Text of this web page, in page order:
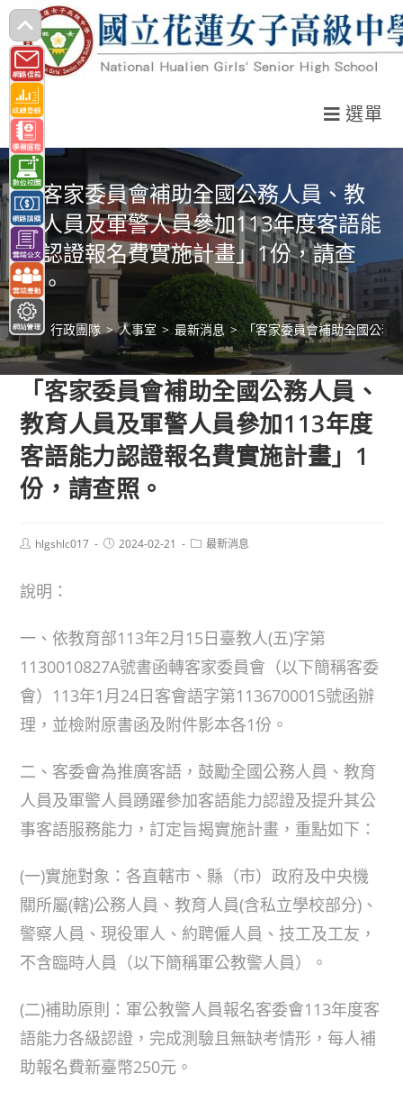
跳
轉
至
主
要
內
容
選單
「客家委員會補助全國公務人員、教
育人員及軍警人員參加113年度客語能
力認證報名費實施計畫」1份，請查
照。
> 行政團隊 > 人事室 > 最新消息 > 「客家委員會補助全國公務
「客家委員會補助全國公務人員、
教育人員及軍警人員參加113年度
客語能力認證報名費實施計畫」1
份，請查照。
Posthlgshlc017
Post2024-02-21
Post最新消息
說明：
一、依教育部113年2月15日臺教人(五)字第
1130010827A號書函轉客家委員會（以下簡稱客委
會）113年1月24日客會語字第1136700015號函辦
理，並檢附原書函及附件影本各1份。
二、客委會為推廣客語，鼓勵全國公務人員、教育
人員及軍警人員踴躍參加客語能力認證及提升其公
事客語服務能力，訂定旨揭實施計畫，重點如下：
(一)實施對象：各直轄市、縣（市）政府及中央機
關所屬(轄)公務人員、教育人員(含私立學校部分)、
警察人員、現役軍人、約聘僱人員、技工及工友，
不含臨時人員（以下簡稱軍公教警人員）。
(二)補助原則：軍公教警人員報名客委會113年度客
語能力各級認證，完成測驗且無缺考情形，每人補
助報名費新臺幣250元。